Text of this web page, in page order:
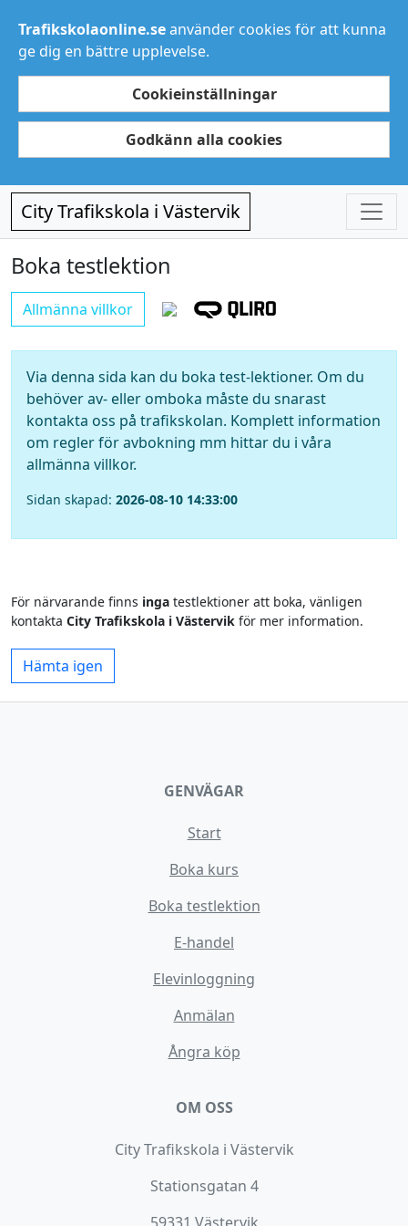
Trafikskolaonline.seanvänder cookies för att kunna
ge dig en bättre upplevelse.
Cookieinställningar
Godkänn alla cookies
City Trafikskola i Västervik
Boka testlektion
Allmänna villkor
Via denna sida kan du boka test-lektioner. Om du
behöver av- eller omboka måste du snarast
kontakta oss på trafikskolan. Komplett information
om regler för avbokning mm hittar du i våra
allmänna villkor.
Sidan skapad: 2026-08-10 14:33:00
För närvarande finns inga testlektioner att boka, vänligen
kontakta City Trafikskola i Västervik för mer information.
Hämta igen
GENVÄGAR
Start
Boka kurs
Boka testlektion
E-handel
Elevinloggning
Anmälan
Ångra köp
OM OSS
City Trafikskola i Västervik
Stationsgatan 4